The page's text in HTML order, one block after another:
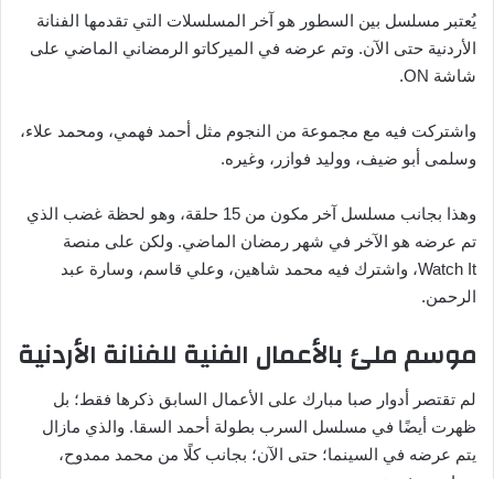
يُعتبر مسلسل بين السطور هو آخر المسلسلات التي تقدمها الفنانة
الأردنية حتى الآن. وتم عرضه في الميركاتو الرمضاني الماضي على
شاشة ON.
واشتركت فيه مع مجموعة من النجوم مثل أحمد فهمي، ومحمد علاء،
وسلمى أبو ضيف، ووليد فوازر، وغيره.
وهذا بجانب مسلسل آخر مكون من 15 حلقة، وهو لحظة غضب الذي
تم عرضه هو الآخر في شهر رمضان الماضي. ولكن على منصة
Watch It، واشترك فيه محمد شاهين، وعلي قاسم، وسارة عبد
الرحمن.
موسم ملئ بالأعمال الفنية للفنانة الأردنية
لم تقتصر أدوار صبا مبارك على الأعمال السابق ذكرها فقط؛ بل
ظهرت أيضًا في مسلسل السرب بطولة أحمد السقا. والذي مازال
يتم عرضه في السينما؛ حتى الآن؛ بجانب كلًا من محمد ممدوح،